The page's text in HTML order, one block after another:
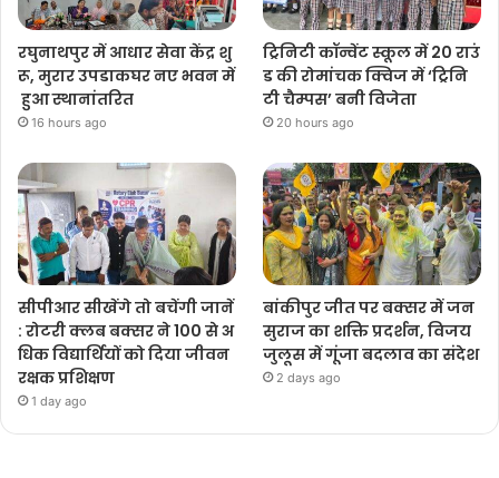
रघुनाथपुर में आधार सेवा केंद्र शु
रू, मुरार उपडाकघर नए भवन में
हुआ स्थानांतरित
16 hours ago
ट्रिनिटी कॉन्वेंट स्कूल में 20 राउं
ड की रोमांचक क्विज में ‘ट्रिनि
टी चैम्पस’ बनी विजेता
20 hours ago
सीपीआर सीखेंगे तो बचेंगी जानें
: रोटरी क्लब बक्सर ने 100 से अ
धिक विद्यार्थियों को दिया जीवन
रक्षक प्रशिक्षण
1 day ago
बांकीपुर जीत पर बक्सर में जन
सुराज का शक्ति प्रदर्शन, विजय
जुलूस में गूंजा बदलाव का संदेश
2 days ago